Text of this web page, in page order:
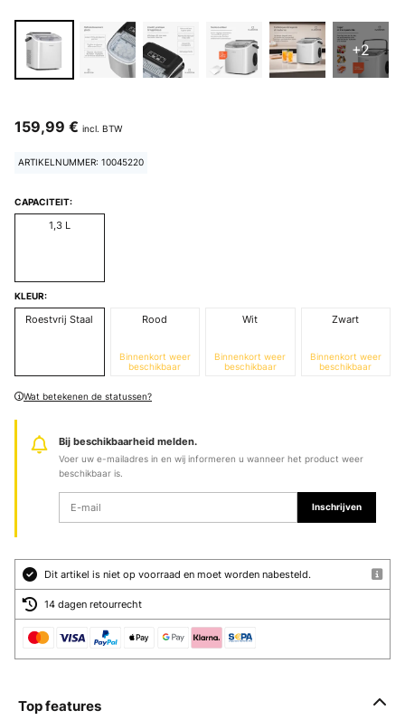
+2
159,99 € incl. BTW
ARTIKELNUMMER: 10045220
CAPACITEIT:
1,3 L
KLEUR:
Roestvrij Staal Rood
Binnenkort weer
beschikbaar
Wit
Binnenkort weer
beschikbaar
Zwart
Binnenkort weer
beschikbaar
Wat betekenen de statussen?
Bij beschikbaarheid melden.
Voer uw e-mailadres in en wij informeren u wanneer het product weer
beschikbaar is.
Inschrijven
Dit artikel is niet op voorraad en moet worden nabesteld.
14 dagen retourrecht
Top features